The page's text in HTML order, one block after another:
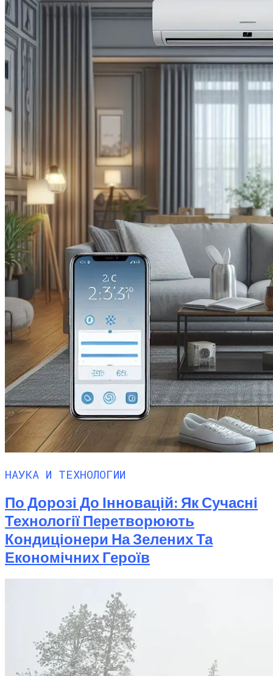
Китай Готовит Путешествие К Луне
Новые Лидеры Бенчмарка
Смартфонов AnTuTu — Супермощные
Смартфоны На Базе Snapdragon 888
НАУКА И ТЕХНОЛОГИИ
По Дорозі До Інновацій: Як Сучасні
Технології Перетворюють
Кондиціонери На Зелених Та
Економічних Героїв